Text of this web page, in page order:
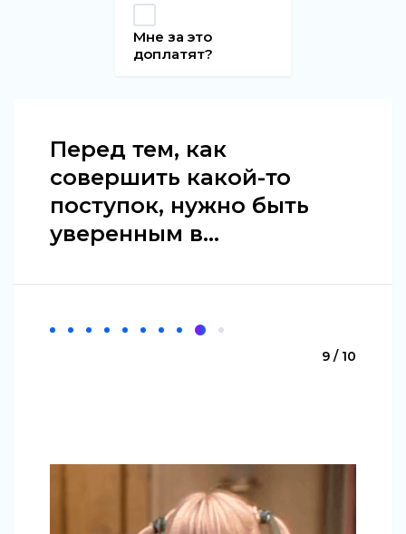
Мне за это
доплатят?
Перед тем, как
совершить какой-то
поступок, нужно быть
уверенным в...
9 / 10